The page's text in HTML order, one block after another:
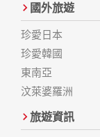
國外旅遊
珍愛日本
珍愛韓國
東南亞
汶萊婆羅洲
旅遊資訊